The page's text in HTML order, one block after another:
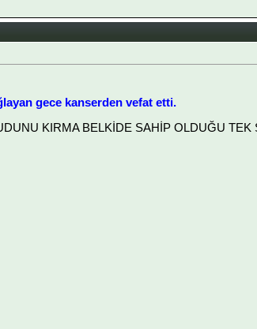
gece kanserden vefat etti.
KIRMA BELKİDE SAHİP OLDUĞU